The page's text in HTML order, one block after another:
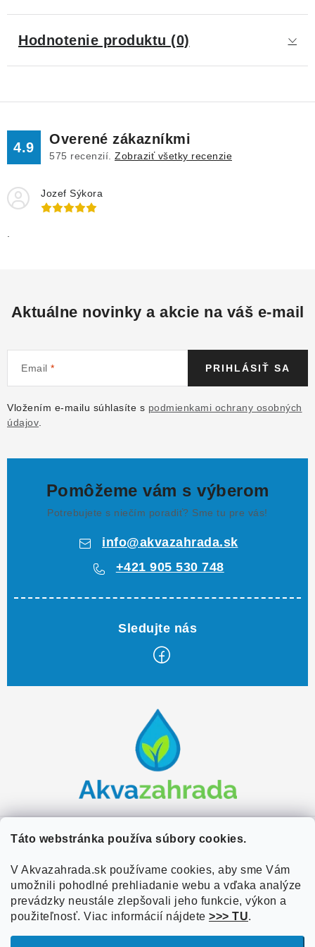
Táto webstránka používa súbory cookies.
V Akvazahrada.sk používame cookies, aby sme Vám
umožnili pohodlné prehliadanie webu a vďaka analýze
prevádzky neustále zlepšovali jeho funkcie, výkon a
použiteľnosť. Viac informácií nájdete >>> TU.
Hodnotenie produktu (0)
4.9
Overené zákazníkmi
575 recenzií. Zobraziť všetky recenzie
Jozef Sýkora
Aktuálne novinky a akcie na váš e-mail
Email
Vložením e-mailu súhlasíte s podmienkami ochrany osobných
údajov
PRIHLÁSIŤ SA
Pomôžeme vám s výberom
Potrebujete s niečím poradiť? Sme tu pre vás!
info@akvazahrada.sk
+421 905 530 748
e
Zákaznícky servis
Doprava a platba
Obchodné podmienky
Užitočné informácie
O nás
Referencie
Overené zákazníkmi